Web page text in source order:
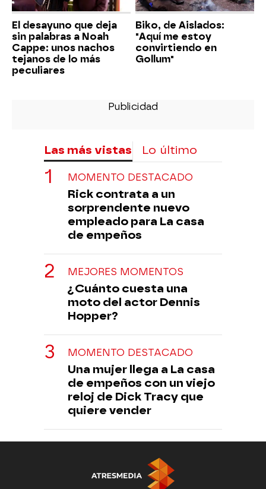
El desayuno que deja
sin palabras a Noah
Cappe: unos nachos
tejanos de lo más
peculiares
Biko, de Aislados:
"Aquí me estoy
convirtiendo en
Gollum"
Las más vistas Lo último
MOMENTO DESTACADO
Rick contrata a un
sorprendente nuevo
empleado para La casa
de empeños
MEJORES MOMENTOS
¿Cuánto cuesta una
moto del actor Dennis
Hopper?
MOMENTO DESTACADO
Una mujer llega a La casa
de empeños con un viejo
reloj de Dick Tracy que
quiere vender